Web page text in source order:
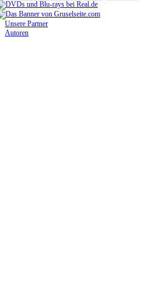
Unsere Partner
Autoren